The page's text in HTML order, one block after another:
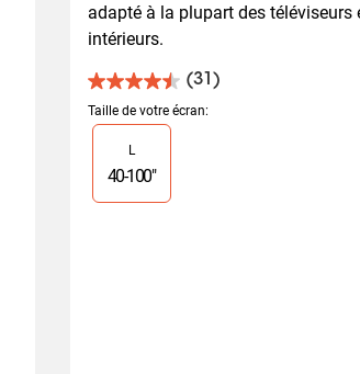
adapté à la plupart des téléviseurs
intérieurs.
(31)
4.5
sur
5
étoiles.
avis
Taille de votre écran:
Slide 1 of 1
L
40-100"